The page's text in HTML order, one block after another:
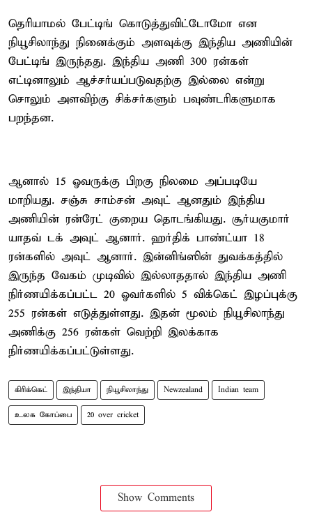
தெரியாமல் பேட்டிங் கொடுத்துவிட்டோமோ என
நியூசிலாந்து நினைக்கும் அளவுக்கு இந்திய அணியின்
பேட்டிங் இருந்தது. இந்திய அணி 300 ரன்கள்
எட்டினாலும் ஆச்சர்யப்படுவதற்கு இல்லை என்று
சொலும் அளவிற்கு சிக்சர்களும் பவுண்டரிகளுமாக
பறந்தன.
ஆனால் 15 ஓவருக்கு பிறகு நிலமை அப்படியே
மாறியது. சஞ்சு சாம்சன் அவுட் ஆனதும் இந்திய
அணியின் ரன்ரேட் குறைய தொடங்கியது. சூர்யகுமார்
யாதவ் டக் அவுட் ஆனார். ஹர்திக் பாண்ட்யா 18
ரன்களில் அவுட் ஆனார். இன்னிங்ஸின் துவக்கத்தில்
இருந்த வேகம் முடிவில் இல்லாததால் இந்திய அணி
நிர்ணயிக்கப்பட்ட 20 ஓவர்களில் 5 விக்கெட் இழப்புக்கு
255 ரன்கள் எடுத்துள்ளது. இதன் மூலம் நியூசிலாந்து
அணிக்கு 256 ரன்கள் வெற்றி இலக்காக
நிர்ணயிக்கப்பட்டுள்ளது.
கிரிக்கெட் இந்தியா நியூசிலாந்து Newzealand Indian team
உலக கோப்பை 20 over cricket
Show Comments